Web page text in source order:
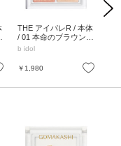
お気に入り
THE アイパレR / 本体
/ 01 本命のブラウン /
8g
b idol
￥1,980
Next